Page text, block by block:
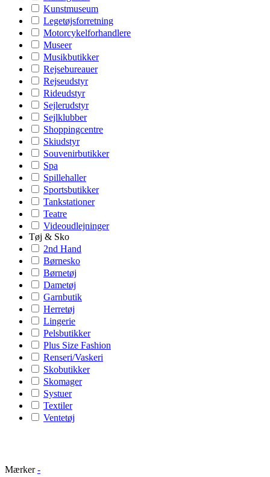
Kunstmuseum
Legetøjsforretning
Motorcykelforhandlere
Museer
Musikbutikker
Rejsebureauer
Rejseudstyr
Rideudstyr
Sejlerudstyr
Sejlklubber
Shoppingcentre
Skiudstyr
Souvenirbutikker
Spa
Spillehaller
Sportsbutikker
Tankstationer
Teatre
Videoudlejninger
Tøj & Sko
2nd Hand
Børnesko
Børnetøj
Dametøj
Garnbutik
Herretøj
Lingerie
Pelsbutikker
Plus Size Fashion
Renseri/Vaskeri
Skobutikker
Skomager
Systuer
Textiler
Ventetøj
Mærker -